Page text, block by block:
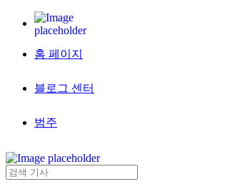
홈 페이지
블로그 센터
범주